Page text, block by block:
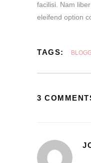
facilisi. Nam
eleifend option
TAGS:
3